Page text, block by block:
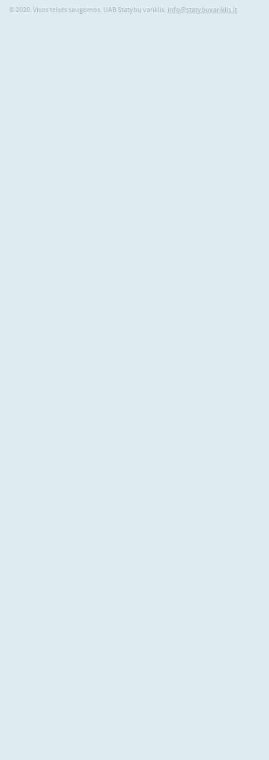
© 2020. Visos teisės saugomos. UAB Statybų variklis. info@statybuvariklis.lt